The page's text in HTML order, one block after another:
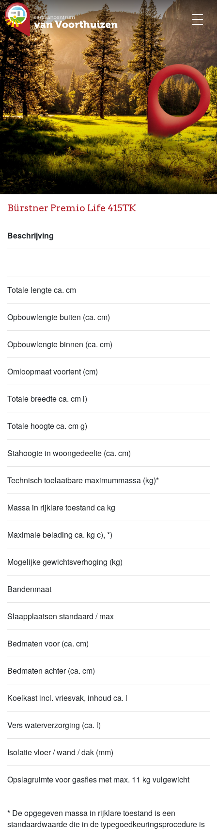
Bürstner Premio Life 415TK
Beschrijving
Totale lengte ca. cm
Opbouwlengte buiten (ca. cm)
Opbouwlengte binnen (ca. cm)
Omloopmaat voortent (cm)
Totale breedte ca. cm i)
Totale hoogte ca. cm g)
Stahoogte in woongedeelte (ca. cm)
Technisch toelaatbare maximummassa (kg)*
Massa in rijklare toestand ca kg
Maximale belading ca. kg c), *)
Mogelijke gewichtsverhoging (kg)
Bandenmaat
Slaapplaatsen standaard / max
Bedmaten voor (ca. cm)
Bedmaten achter (ca. cm)
Koelkast incl. vriesvak, inhoud ca. l
Vers waterverzorging (ca. l)
Isolatie vloer / wand / dak (mm)
Opslagruimte voor gasfles met max. 11 kg vulgewicht
* De opgegeven massa in rijklare toestand is een
standaardwaarde die in de typegoedkeuringsprocedure is